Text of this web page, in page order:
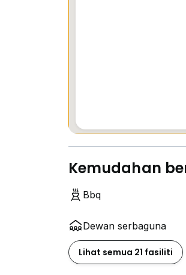
Kemudahan
Bbq
Dewan serbaguna
Lihat semua 21 fasiliti